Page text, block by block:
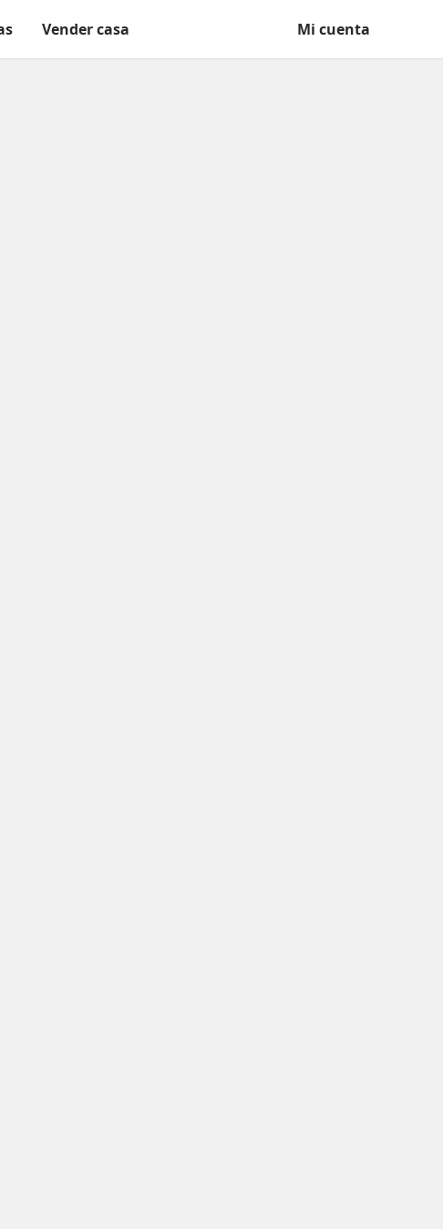
Vender casa Mi cuenta